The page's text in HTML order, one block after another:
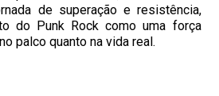
de superação e resistência,
do Punk Rock como uma força
palco quanto na vida real.